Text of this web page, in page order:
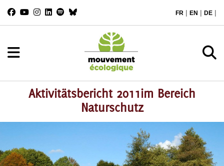
FR | EN | DE |
Aktivitätsbericht 2011im Bereich
Naturschutz